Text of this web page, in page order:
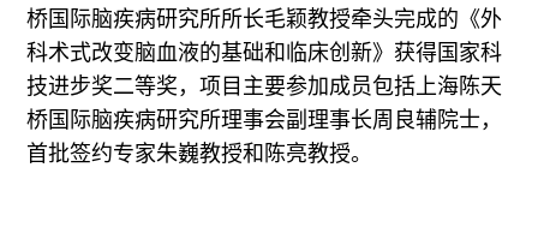
桥国际脑疾病研究所所长毛颖教授牵头完成的《外
科术式改变脑血液的基础和临床创新》获得国家科
技进步奖二等奖，项目主要参加成员包括上海陈天
桥国际脑疾病研究所理事会副理事长周良辅院士，
首批签约专家朱巍教授和陈亮教授。